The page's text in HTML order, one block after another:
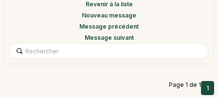
Revenir à la liste
Nouveau message
Message précédent
Message suivant
Page 1 de 1 1